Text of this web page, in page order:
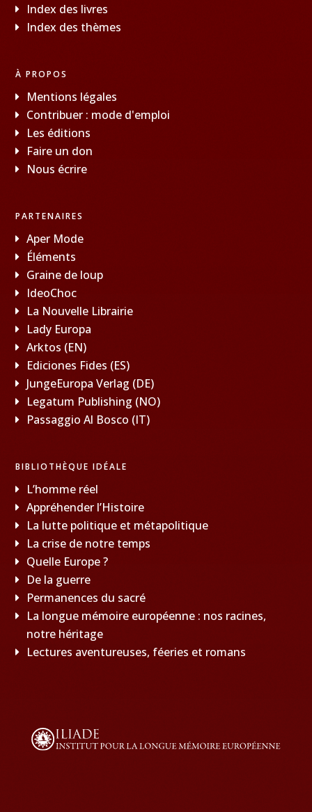
Index des livres
Index des thèmes
À PROPOS
Mentions légales
Contribuer : mode d'emploi
Les éditions
Faire un don
Nous écrire
PARTENAIRES
Aper Mode
Éléments
Graine de loup
IdeoChoc
La Nouvelle Librairie
Lady Europa
Arktos (EN)
Ediciones Fides (ES)
JungeEuropa Verlag (DE)
Legatum Publishing (NO)
Passaggio Al Bosco (IT)
BIBLIOTHÈQUE IDÉALE
L’homme réel
Appréhender l’Histoire
La lutte politique et métapolitique
La crise de notre temps
Quelle Europe ?
De la guerre
Permanences du sacré
La longue mémoire européenne : nos racines,
notre héritage
Lectures aventureuses, féeries et romans